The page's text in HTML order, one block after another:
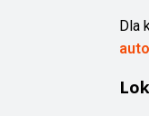
Dla